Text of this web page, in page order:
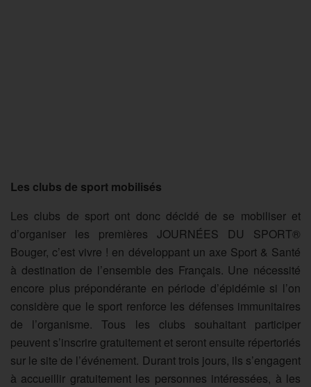
Les clubs de sport mobilisés
Les clubs de sport ont donc décidé de se mobiliser et
d’organiser les premières JOURNÉES DU SPORT®
Bouger, c’est vivre ! en développant un axe Sport & Santé
à destination de l’ensemble des Français. Une nécessité
encore plus prépondérante en période d’épidémie si l’on
considère que le sport renforce les défenses immunitaires
de l’organisme. Tous les clubs souhaitant participer
peuvent s’inscrire gratuitement et seront ensuite répertoriés
sur le site de l’événement. Durant trois jours, ils s’engagent
à accueillir gratuitement les personnes intéressées, à les